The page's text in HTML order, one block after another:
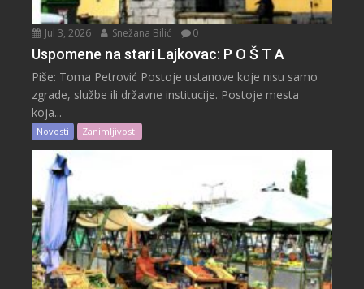
Jul 3, 2026 Snežana Bilić 0
Uspomene na stari Lajkovac: P O Š T A
Piše: Toma Petrović Postoje ustanove koje nisu samo
zgrade, službe ili državne institucije. Postoje mesta
koja...
Novosti Zanimljivosti